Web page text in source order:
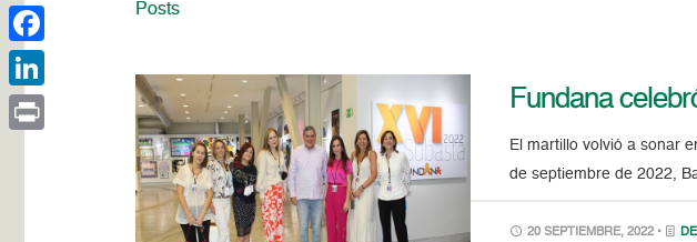
Posts
Fundana
El martillo volvió a sonar
de septiembre de 2022,
20 SEPTIEMBRE, 2022 •
X
Facebook
LinkedIn